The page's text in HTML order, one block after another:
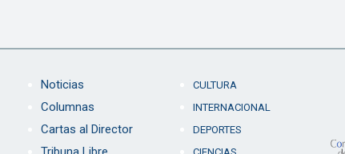
Noticias
Columnas
Cartas al Director
CULTURA
INTERNACIONAL
DEPORTES